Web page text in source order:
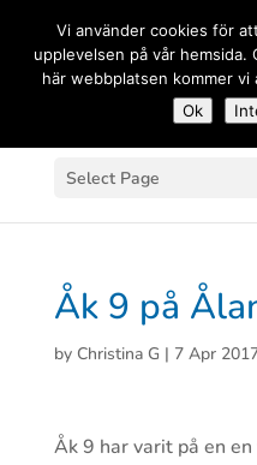
Select Page
Åk 9 på
by Christina G | 7 Apr
Åk 9 har varit på en
Vi använder cookies för
upplevelsen på vår
här webbplatsen kommer
Ok